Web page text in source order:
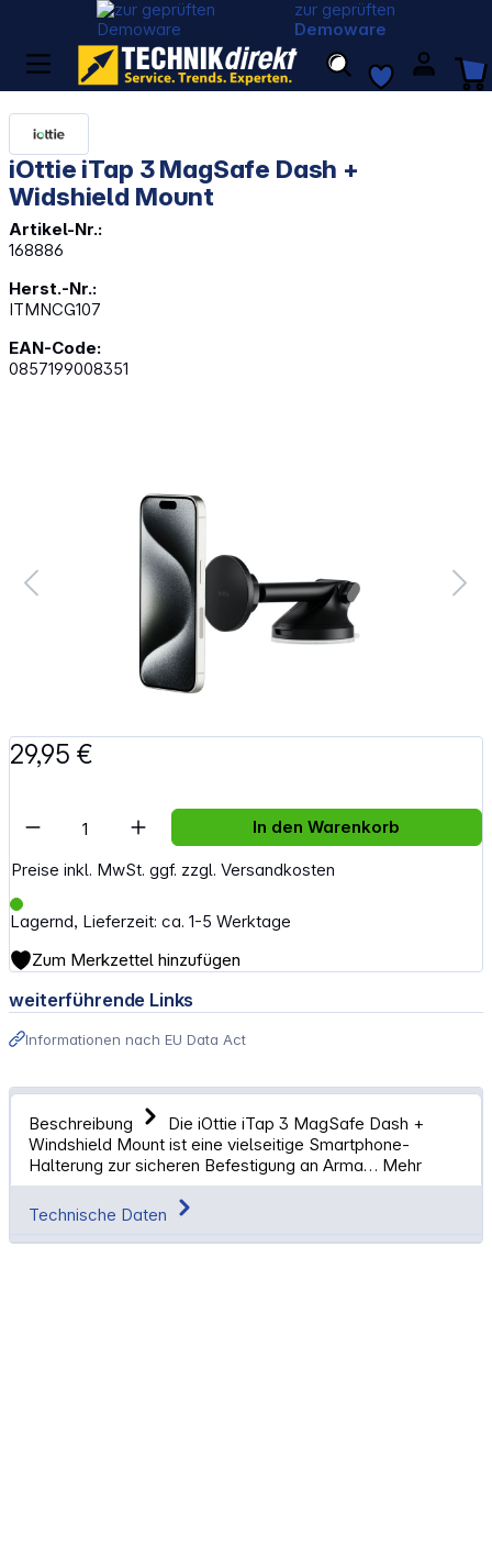
zur geprüften
Demoware
iOttie iTap 3 MagSafe Dash +
Widshield Mount
Artikel-Nr.:
168886
Herst.-Nr.:
ITMNCG107
EAN-Code:
0857199008351
29,95 €
Preise inkl. MwSt. ggf. zzgl. Versandkosten
Lagernd, Lieferzeit: ca. 1-5 Werktage
Artikel Anzahl: Gib den gewünschten
In den Warenkorb
Zum Merkzettel hinzufügen
weiterführende Links
Informationen nach EU Data Act
Beschreibung
Die iOttie iTap 3 MagSafe Dash +
Windshield Mount ist eine vielseitige Smartphone-
Halterung zur sicheren Befestigung an Arma… Mehr
Technische Daten